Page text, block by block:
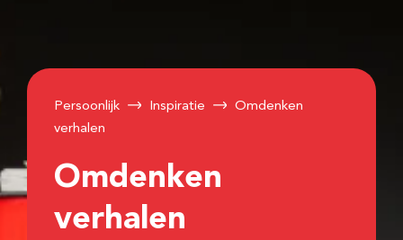
Persoonlijk Inspiratie
Omdenken
verhalen
Omdenken
verhalen